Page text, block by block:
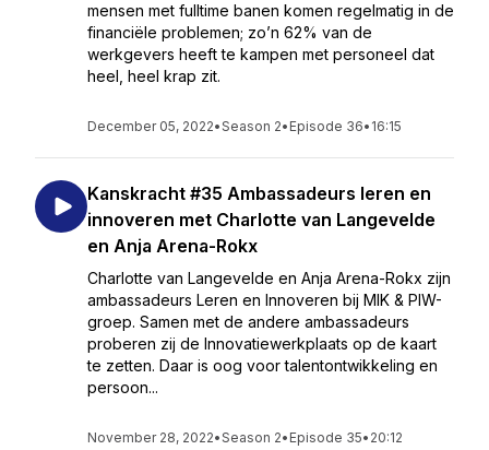
mensen met fulltime banen komen regelmatig in de
financiële problemen; zo’n 62% van de
werkgevers heeft te kampen met personeel dat
heel, heel krap zit.
December 05, 2022•Season 2• Episode 36• 16:15
Kanskracht #35 Ambassadeurs leren en
innoveren met Charlotte van Langevelde
en Anja Arena-Rokx
Charlotte van Langevelde en Anja Arena-Rokx zijn
ambassadeurs Leren en Innoveren bij MIK & PIW-
groep. Samen met de andere ambassadeurs
proberen zij de Innovatiewerkplaats op de kaart
te zetten. Daar is oog voor talentontwikkeling en
persoon...
November 28, 2022•Season 2• Episode 35• 20:12